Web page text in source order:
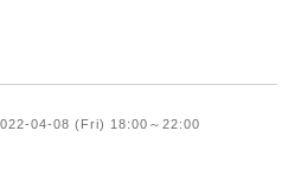
04-08 (Fri) 18:00～22:00